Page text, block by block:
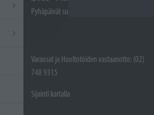
Pyhäpäivät suljettuna
Varaosat ja Huoltotöiden vastaanotto: (02)
748 9315
Sijainti kartalla